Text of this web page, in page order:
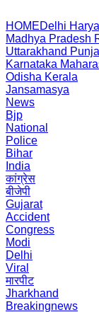
HOMEDelhi
Madhya Pradesh
Uttarakhand
Karnataka
Odisha Kerala
Jansamasya
News
Bjp
National
Police
Bihar
India
कांग्रेस
बीजेपी
Gujarat
Accident
Congress
Modi
Delhi
Viral
मारपीट
Jharkhand
Breakingnews